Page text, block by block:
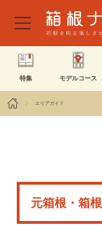
特集 モデルコース
エリアガイド